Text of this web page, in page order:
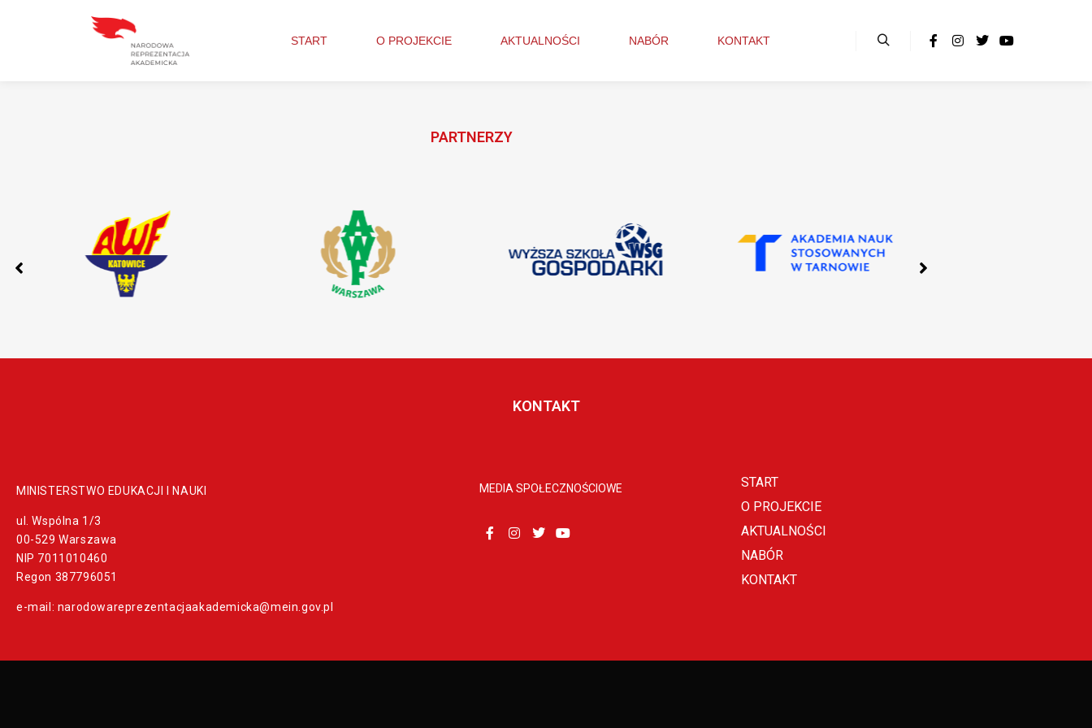
START O PROJEKCIE AKTUALNOŚCI NABÓR KONTAKT
PARTNERZY
KONTAKT
MINISTERSTWO EDUKACJI I NAUKI
ul. Wspólna 1/3
00-529 Warszawa
NIP 7011010460
Regon 387796051
e-mail: narodowareprezentacjaakademicka@mein.gov.pl
MEDIA SPOŁECZNOŚCIOWE
START
O PROJEKCIE
AKTUALNOŚCI
NABÓR
KONTAKT